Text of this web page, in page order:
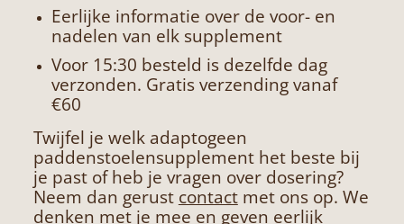
Eerlijke informatie over de voor- en
nadelen van elk supplement
Voor 15:30 besteld is dezelfde dag
verzonden. Gratis verzending vanaf
€60
Twijfel je welk adaptogeen
paddenstoelensupplement het beste bij
je past of heb je vragen over dosering?
Neem dan gerust contactmet ons op. We
denken met je mee en geven eerlijk